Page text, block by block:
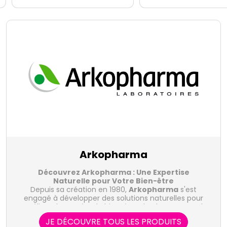
Arkopharma
Découvrez Arkopharma : Une Expertise
Naturelle pour Votre Bien-être
Depuis sa création en 1980, Arkopharma s'est
engagé à développer des solutions naturelles pour
améliorer la santé et le bien-être de chacun. Fort de
son expertise en phytothérapie et en compléments
alimentaires, le laboratoire Arkopharma propose une
Les Gammes de Produits Arkopharma :
JE DÉCOUVRE TOUS LES PRODUITS